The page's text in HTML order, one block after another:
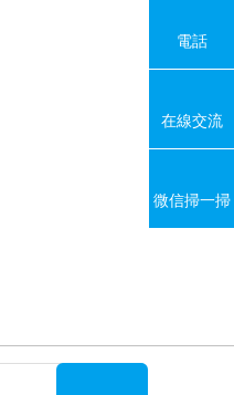
電話
在線交流
微信掃一掃